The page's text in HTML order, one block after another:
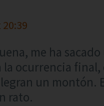
me ha
ocurrencia final,
un montón.
rato.